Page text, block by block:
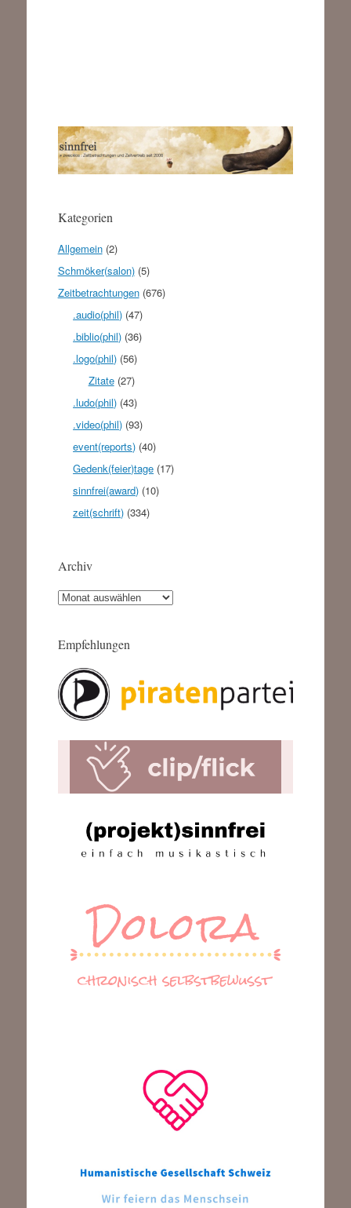
Kategorien
Allgemein(2)
Schmöker(salon)(5)
Zeitbetrachtungen(676)
.audio(phil) (47)
.biblio(phil) (36)
.logo(phil) (56)
Zitate(27)
.ludo(phil) (43)
.video(phil) (93)
event(reports) (40)
Gedenk(feier)tage (17)
sinnfrei(award) (10)
zeit(schrift) (334)
Archiv
Archiv
Empfehlungen